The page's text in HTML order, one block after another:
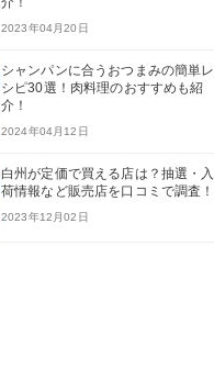
2023年04月20日
シャンパンに合うおつまみの簡単レ
シピ30選！肉料理のおすすめも紹
介！
2024年04月12日
白州が定価で買える店は？抽選・入
荷情報など販売店を口コミで調査！
2023年12月02日